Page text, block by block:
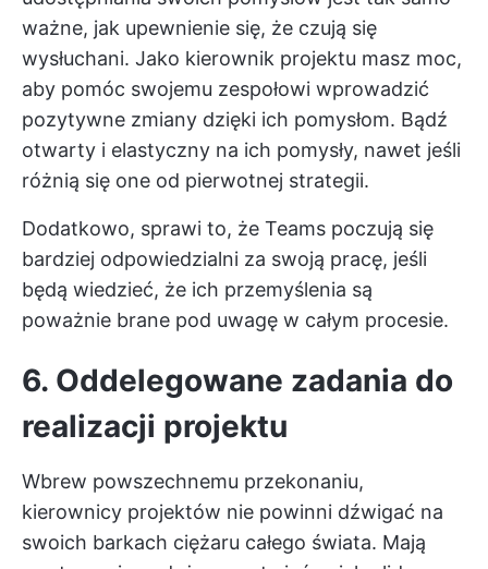
ważne, jak upewnienie się, że czują się
wysłuchani. Jako kierownik projektu masz moc,
aby pomóc swojemu zespołowi wprowadzić
pozytywne zmiany dzięki ich pomysłom. Bądź
otwarty i elastyczny na ich pomysły, nawet jeśli
różnią się one od pierwotnej strategii.
Dodatkowo, sprawi to, że Teams poczują się
bardziej odpowiedzialni za swoją pracę, jeśli
będą wiedzieć, że ich przemyślenia są
poważnie brane pod uwagę w całym procesie.
6. Oddelegowane zadania do
realizacji projektu
Wbrew powszechnemu przekonaniu,
kierownicy projektów nie powinni dźwigać na
swoich barkach ciężaru całego świata. Mają